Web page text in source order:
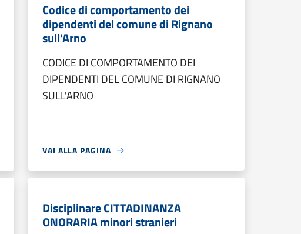
Codice di comportamento dei
dipendenti del comune di Rignano
sull'Arno
CODICE DI COMPORTAMENTO DEI
DIPENDENTI DEL COMUNE DI RIGNANO
SULL'ARNO
VAI ALLA PAGINA
Disciplinare CITTADINANZA
ONORARIA minori stranieri